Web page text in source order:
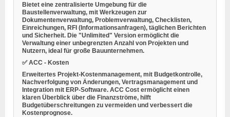
Bietet eine zentralisierte Umgebung für die
Baustellenverwaltung, mit Werkzeugen zur
Dokumentenverwaltung, Problemverwaltung, Checklisten,
Einreichungen, RFI (Informationsanfragen), täglichen Berichten
und Sicherheit. Die "Unlimited" Version ermöglicht die
Verwaltung einer unbegrenzten Anzahl von Projekten und
Nutzern, ideal für große Bauunternehmen.
✅ ACC - Kosten
Erweitertes Projekt-Kostenmanagement, mit Budgetkontrolle,
Nachverfolgung von Änderungen, Vertragsmanagement und
Integration mit ERP-Software. ACC Cost ermöglicht einen
klaren Überblick über die Finanzströme, hilft
Budgetüberschreitungen zu vermeiden und verbessert die
Kostenprognose.